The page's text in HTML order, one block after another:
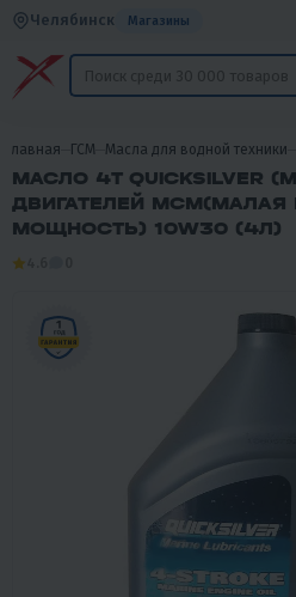
Челябинск Магазины
Главная ГСМ Масла для водной техники
МАСЛО 4T QUICKSILVER
ДВИГАТЕЛЕЙ
МОЩНОСТЬ) 10W30 (4Л)